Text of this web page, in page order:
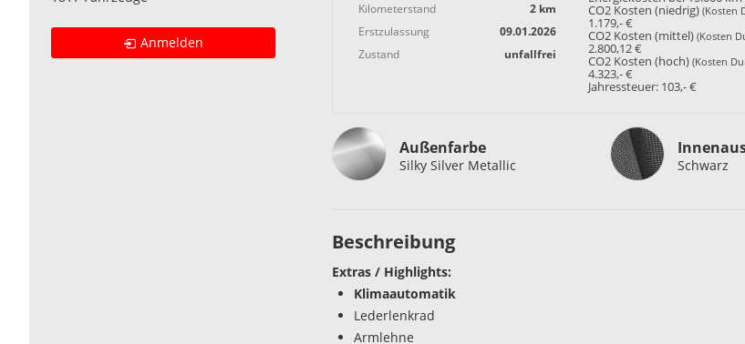
Kilometerstand
2 km
Erstzulassung
09.01.2026
Zustand
unfallfrei
CO2 Kosten (niedrig)(Kosten
1.179,- €
CO2 Kosten (mittel)(Kosten
2.800,12 €
CO2 Kosten (hoch)(Kosten
4.323,- €
Jahressteuer: 103,- €
Außenfarbe
Silky Silver Metallic
Innenausstattung
Schwarz
Beschreibung
Extras / Highlights:
Klimaautomatik
Lederlenkrad
Armlehne
Anmelden